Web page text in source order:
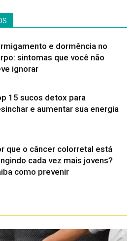
e dormência no
sintomas que você não
ignorar
15 sucos detox para
e aumentar sua energia
que o câncer colorretal está
cada vez mais jovens?
como prevenir